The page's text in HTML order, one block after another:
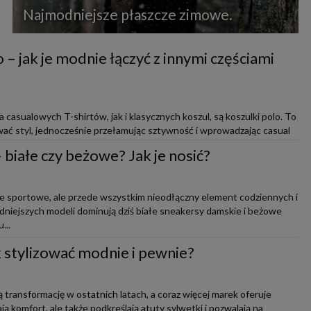
Najmodniejsze płaszcze zimowe.
jak je modnie łączyć z innymi częściami
T-shirtów, jak i klasycznych koszul, są koszulki polo. To
styl, jednocześnie przełamując sztywność i wprowadzając casual
czy beżowe? Jak je nosić?
sportowe, ale przede wszystkim nieodłączny element codziennych i
modeli dominują dziś białe sneakersy damskie i beżowe
stylizować modnie i pewnie?
transformację w ostatnich latach, a coraz więcej marek oferuje
komfort, ale także podkreślają atuty sylwetki i pozwalają na